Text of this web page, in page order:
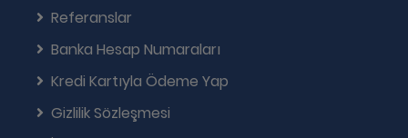
Referanslar
Banka Hesap Numaraları
Kredi Kartıyla Ödeme Yap
Gizlilik Sözleşmesi